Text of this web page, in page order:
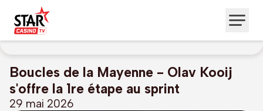
Boucles de la Mayenne - Olav Kooij
s'offre la 1re étape au sprint
29 mai 2026